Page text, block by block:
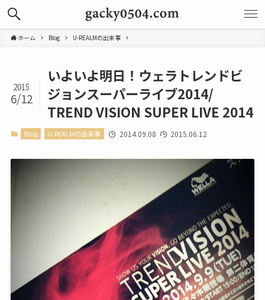
ホーム Blog U-REALMの出来事
いよいよ明日！ウェラトレンドビ
ジョンスーパーライブ2014/
TREND VISION SUPER LIVE 2014
2015
6/12
Blog U-REALMの出来事 2014.09.08 2015.06.12